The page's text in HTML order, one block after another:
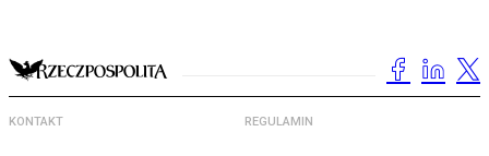
KONTAKT REGULAMIN